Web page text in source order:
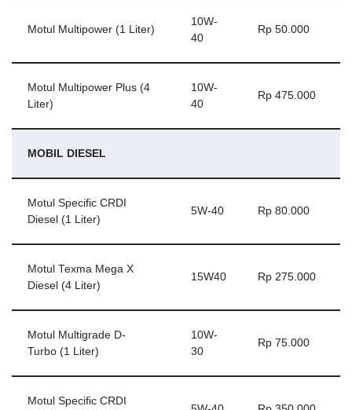
Motul Multipower (1 Liter)
10W-
40
Rp 50.000
Motul Multipower Plus (4
Liter)
10W-
40
Rp 475.000
MOBIL DIESEL
Motul Specific CRDI
Diesel (1 Liter)
5W-40 Rp 80.000
Motul Texma Mega X
Diesel (4 Liter)
15W40 Rp 275.000
Motul Multigrade D-
Turbo (1 Liter)
10W-
30
Rp 75.000
Motul Specific CRDI